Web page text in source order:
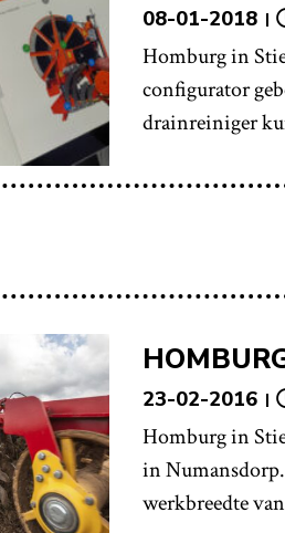
08-01-2018
Homburg in
configurator
drainreiniger
23-02-2016
Homburg in
in
werkbreedte